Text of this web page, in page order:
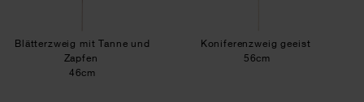
Blätterzweig mit Tanne und
Zapfen
46cm
Koniferenzweig geeist
56cm